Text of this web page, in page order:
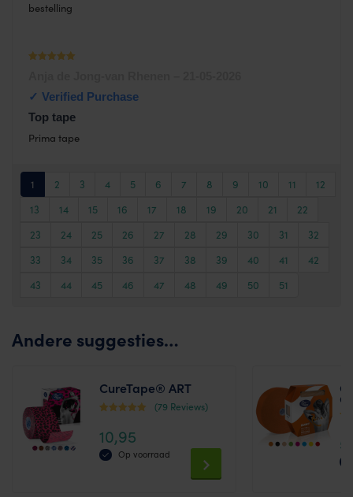
bestelling
Top tape
Prima tape
1 2 3 4 5 6 7 8 9 10 11
12
13
14 15 16 17 18 19 20 21
22
23
24 25 26 27 28 29 30 31
32
33
34 35 36 37 38 39 40 41
42
43
44 45 46 47 48 49 50 51
Andere suggesties…
CureTape® ART
4.64
uit 5
(79 Reviews)
10,95
Op voorraad
uit